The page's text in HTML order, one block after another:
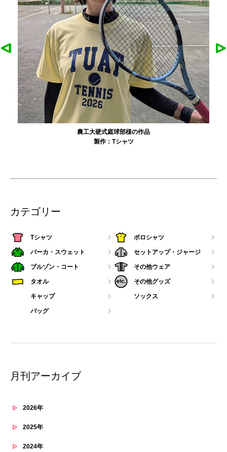
農工大硬式庭球部様の作品
製作： Tシャツ
カテゴリー
Tシャツ ポロシャツ
パーカ・スウェット セットアップ・ジャージ
ブルゾン・コート その他ウェア
タオル その他グッズ
キャップ ソックス
バッグ
月刊アーカイブ
2026年
2025年
2024年